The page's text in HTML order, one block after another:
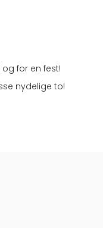
for en fest!
nydelige to!